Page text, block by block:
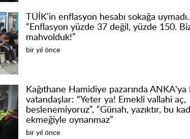
TÜİK’in enflasyon hesabı sokağa
“Enflasyon yüzde 37 değil, yüzde 150.
mahvolduk!”
bir yıl önce
Kağıthane Hamidiye pazarında ANKA'ya
vatandaşlar: "Yeter ya! Emekli vallahi aç,
beslenemiyoruz”, “Günah, yazıktır, bu
ekmeğiyle oynanmaz”
bir yıl önce